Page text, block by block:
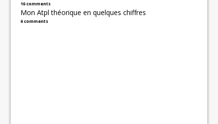
16 comments
Mon Atpl théorique en quelques chiffres
6 comments